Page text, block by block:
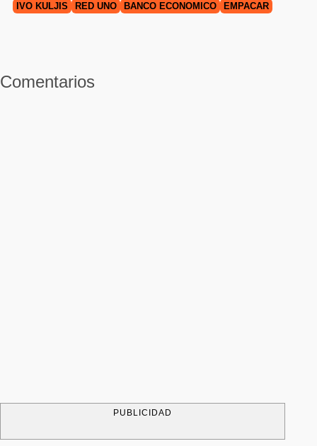
IVO KULJIS RED UNO BANCO ECONÓMICO EMPACAR
Comentarios
PUBLICIDAD